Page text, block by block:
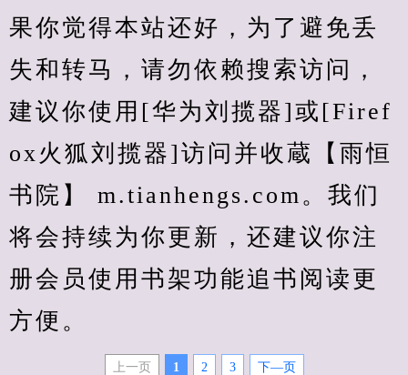
果你觉得本站还好，为了避免丢
失和转马，请勿依赖搜索访问，
建议你使用[华为刘揽器]或[Firef
ox火狐刘揽器]访问并收蔵【雨恒
书院】 m.tianhengs.com。我们
将会持续为你更新，还建议你注
册会员使用书架功能追书阅读更
方便。
上一页 1 2 3 下—页